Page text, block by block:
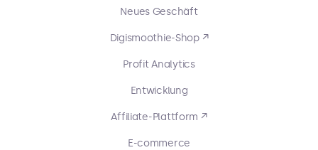
Neues Geschäft
Digismoothie-Shop ↗
Profit Analytics
Entwicklung
Affiliate-Plattform ↗
E-commerce